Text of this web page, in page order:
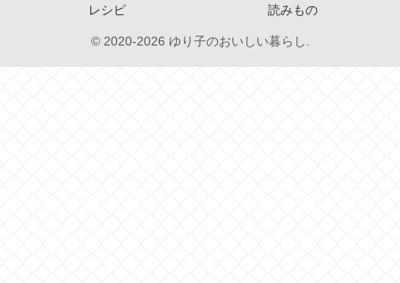
レシピ 読みもの
© 2020-2026 ゆり子のおいしい暮らし.